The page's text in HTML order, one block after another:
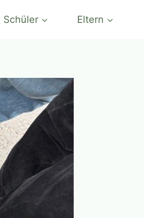
Schüler Eltern